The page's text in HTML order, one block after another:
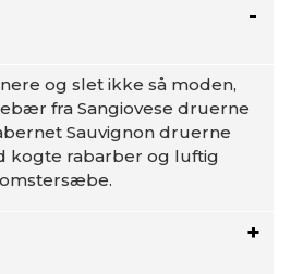
og slet ikke så moden,
fra Sangiovese druerne
Sauvignon druerne
kogte rabarber og luftig